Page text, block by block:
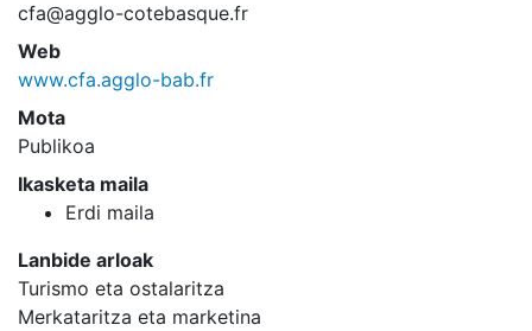
cfa@agglo-cotebasque.fr
Web
www.cfa.agglo-bab.fr
Mota
Publikoa
Ikasketa maila
Erdi maila
Lanbide arloak
Turismo eta ostalaritza
Merkataritza eta marketina